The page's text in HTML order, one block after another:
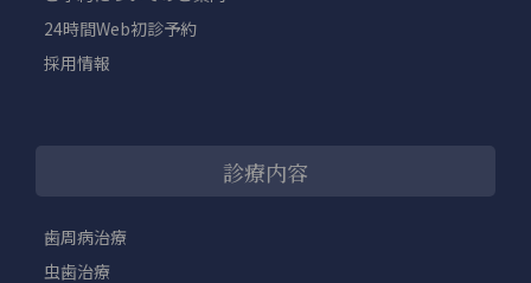
24時間Web初診予約
採用情報
診療内容
歯周病治療
虫歯治療